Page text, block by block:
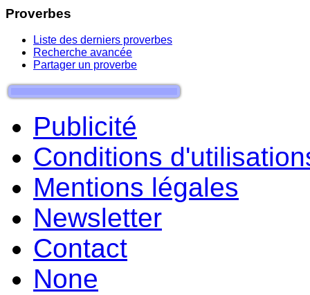
Proverbes
Liste des derniers proverbes
Recherche avancée
Partager un proverbe
Publicité
Conditions
Mentions légales
Newsletter
Contact
None